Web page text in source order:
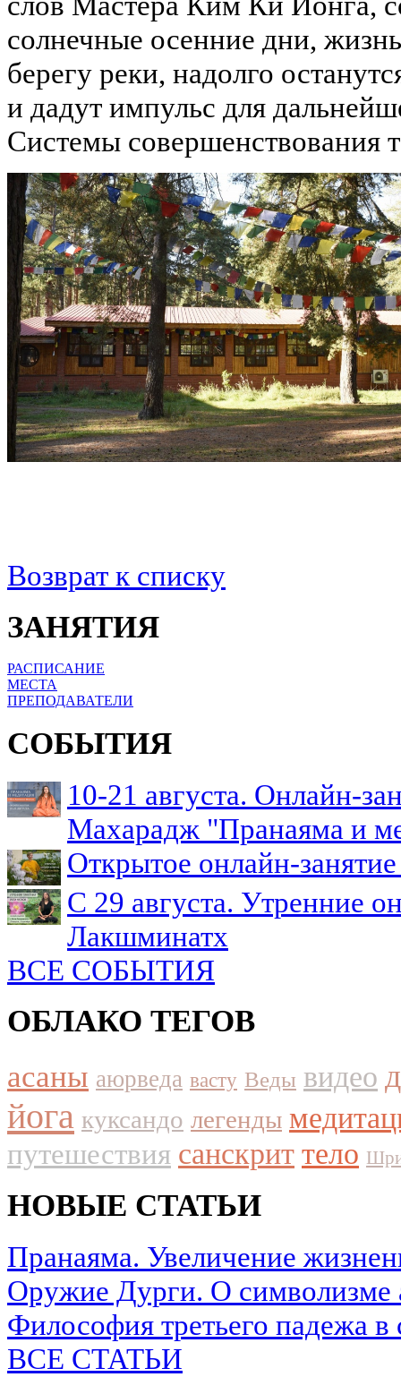
солнечные осенние дни,
берегу реки, надолго
и дадут импульс для
Системы совершенствования
Возврат к списку
ЗАНЯТИЯ
РАСПИСАНИЕ
МЕСТА
ПРЕПОДАВАТЕЛИ
СОБЫТИЯ
10-21 августа. Онлайн-
Махарадж "Пранаяма и
Открытое онлайн-
С 29 августа. Утренние
Лакшминатх
ВСЕ СОБЫТИЯ
ОБЛАКО ТЕГОВ
асаны аюрведа васту Веды видео
йога куксандо легенды
путешествия санскрит тело
НОВЫЕ СТАТЬИ
Пранаяма. Увеличение
Оружие Дурги. О символизме
Философия третьего падежа в
ВСЕ СТАТЬИ